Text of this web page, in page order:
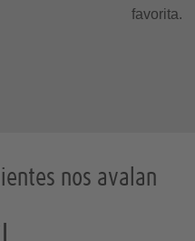
favorita.
nos avalan